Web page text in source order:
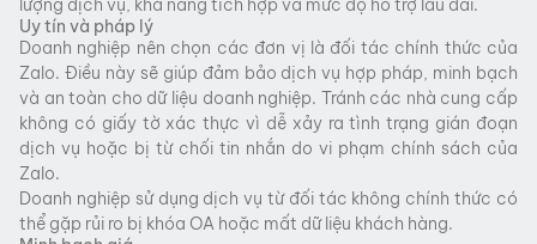
lượng dịch vụ, khả năng tích hợp và mức độ hỗ trợ lâu dài.
Uy tín và pháp lý
Doanh nghiệp nên chọn các đơn vị là đối tác chính thức của
Zalo. Điều này sẽ giúp đảm bảo dịch vụ hợp pháp, minh bạch
và an toàn cho dữ liệu doanh nghiệp. Tránh các nhà cung cấp
không có giấy tờ xác thực vì dễ xảy ra tình trạng gián đoạn
dịch vụ hoặc bị từ chối tin nhắn do vi phạm chính sách của
Zalo.
Doanh nghiệp sử dụng dịch vụ từ đối tác không chính thức có
thể gặp rủi ro bị khóa OA hoặc mất dữ liệu khách hàng.